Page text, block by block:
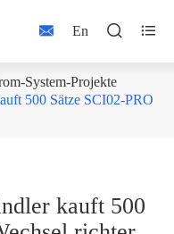
 En  
System-Projekte
500 Sätze SCI02-PRO
kauft 500